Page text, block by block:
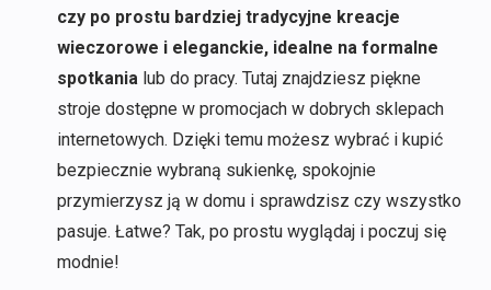
czy po prostu bardziej tradycyjne kreacje
wieczorowe i eleganckie, idealne na formalne
spotkania lub do pracy. Tutaj znajdziesz piękne
stroje dostępne w promocjach w dobrych sklepach
internetowych. Dzięki temu możesz wybrać i kupić
bezpiecznie wybraną sukienkę, spokojnie
przymierzysz ją w domu i sprawdzisz czy wszystko
pasuje. Łatwe? Tak, po prostu wyglądaj i poczuj się
modnie!